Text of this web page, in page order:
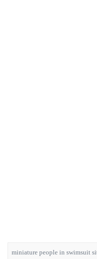
miniature people in swimsuit